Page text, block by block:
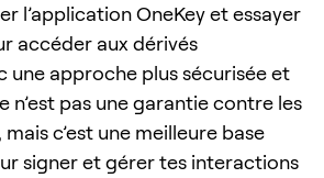
l’application OneKey et essayer
accéder aux dérivés
une approche plus sécurisée et
n’est pas une garantie contre les
c’est une meilleure base
signer et gérer tes interactions